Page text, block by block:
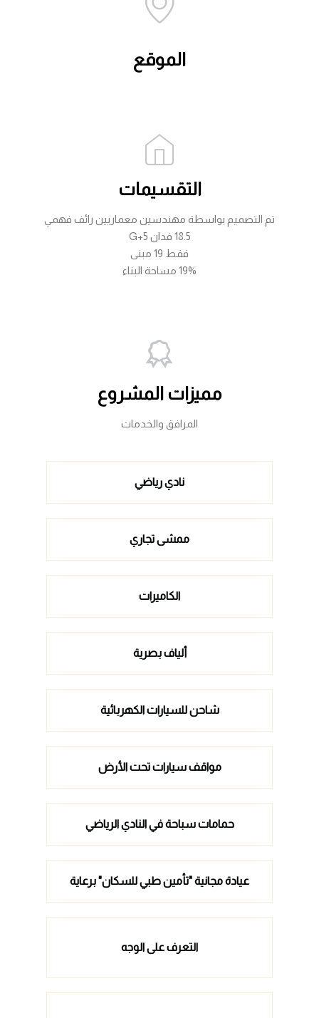
الموقع
التقسيمات
تم التصميم بواسطة مهندسين معماريين رائف فهمي
18.5 فدان G+5
فقط 19 مبنى
19% مساحة البناء
مميزات المشروع
المرافق والخدمات
نادي رياضي
ممشى تجاري
الكاميرات
ألياف بصرية
شاحن للسيارات الكهربائية
مواقف سيارات تحت الأرض
حمامات سباحة في النادي الرياضي
عيادة مجانية "تأمين طبي للسكان" برعاية
التعرف على الوجه